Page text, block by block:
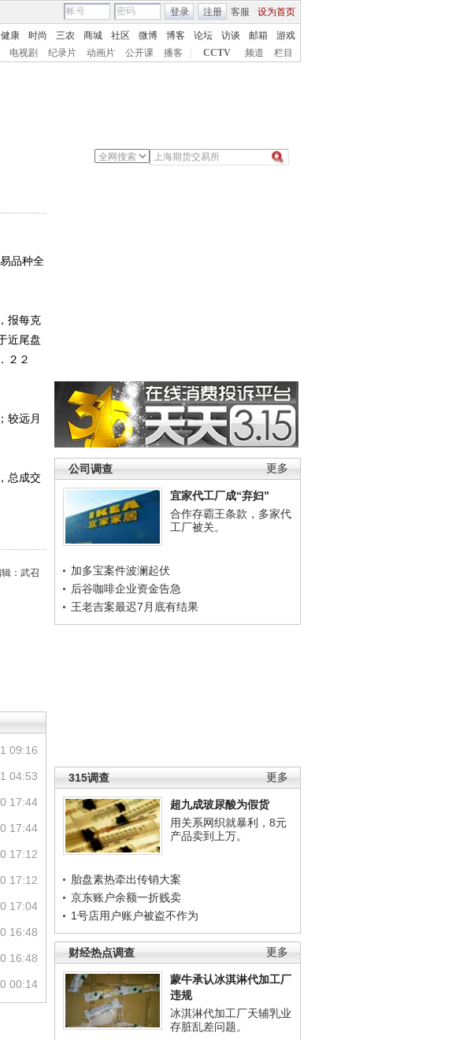
客服 设为首页
登录 注册
健康 时尚 三农 商城 社区 微博 博客 论坛 访谈 邮箱
游戏
电视剧 纪录片 动画片 公开课 播客 CCTV 频道 栏目
更多
公司调查
宜家代工厂成“弃妇”
合作存霸王条款，多家代
工厂被关。
加多宝案件波澜起伏
后谷咖啡企业资金告急
王老吉案最迟7月底有结果
更多
315调查
超九成玻尿酸为假货
用关系网织就暴利，8元
产品卖到上万。
胎盘素热牵出传销大案
京东账户余额一折贱卖
1号店用户账户被盗不作为
更多
财经热点调查
蒙牛承认冰淇淋代加工厂
违规
冰淇淋代加工厂天辅乳业
存脏乱差问题。
品种全
报每克
近尾盘
２２
较远月
总成交
：武召
09:16
04:53
17:44
17:44
17:12
17:12
17:04
16:48
16:48
00:14